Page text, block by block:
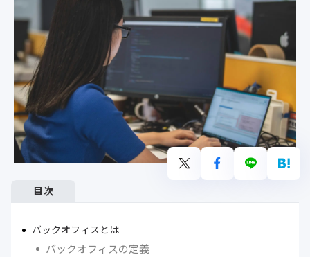
目次
バックオフィスとは
バックオフィスの定義